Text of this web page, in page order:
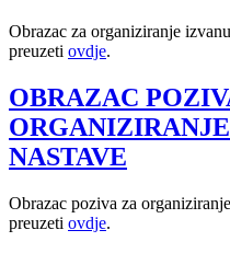
Obrazac za organiziranje
preuzeti ovdje.
OBRAZAC
NASTAVE
Obrazac poziva za
preuzeti ovdje.